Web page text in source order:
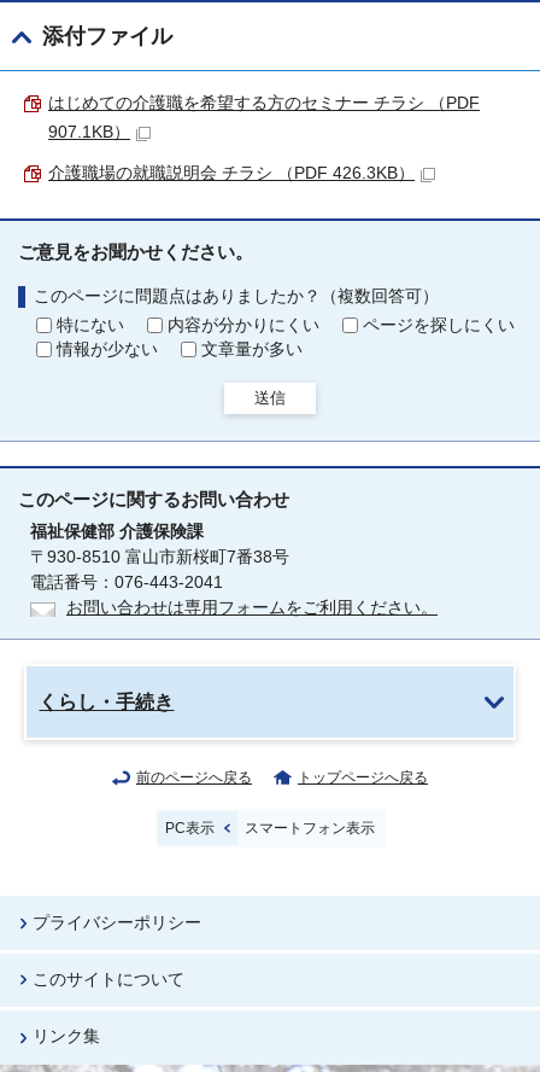
添付ファイル
はじめての介護職を希望する方のセミナー チラシ （PDF
907.1KB）
介護職場の就職説明会 チラシ （PDF 426.3KB）
ご意見をお聞かせください。
このページに問題点はありましたか？（複数回答可）
特にない
内容が分かりにくい
ページを探しにくい
情報が少ない
文章量が多い
送信
このページに関するお問い合わせ
福祉保健部 介護保険課
〒930-8510 富山市新桜町7番38号
電話番号：076-443-2041
お問い合わせは専用フォームをご利用ください。
くらし・手続き
前のページへ戻る トップページへ戻る
PC表示 スマートフォン表示
プライバシーポリシー
このサイトについて
リンク集